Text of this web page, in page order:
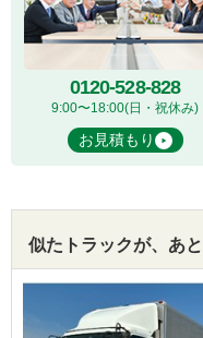
0120-528-828
9:00〜18:00(日・祝休み)
お見積もり
似たトラックが、あと